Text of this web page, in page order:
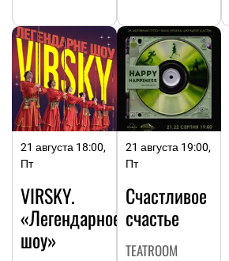
21 августа 18:00,
Пт
VIRSKY.
«Легендарное
шоу»
21 августа 19:00,
Пт
Счастливое
счастье
TEATROOM